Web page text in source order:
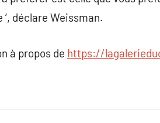
déclare Weissman.
à propos de https://